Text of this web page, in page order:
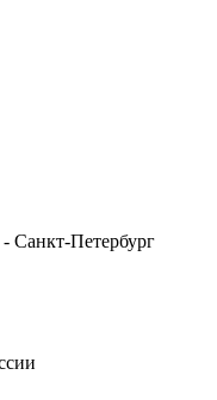
- Санкт-Петербург